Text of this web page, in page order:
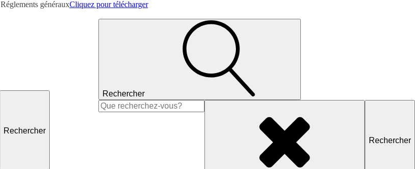
Réglements générauxCliquez pour télécharger
Rechercher
Rechercher :